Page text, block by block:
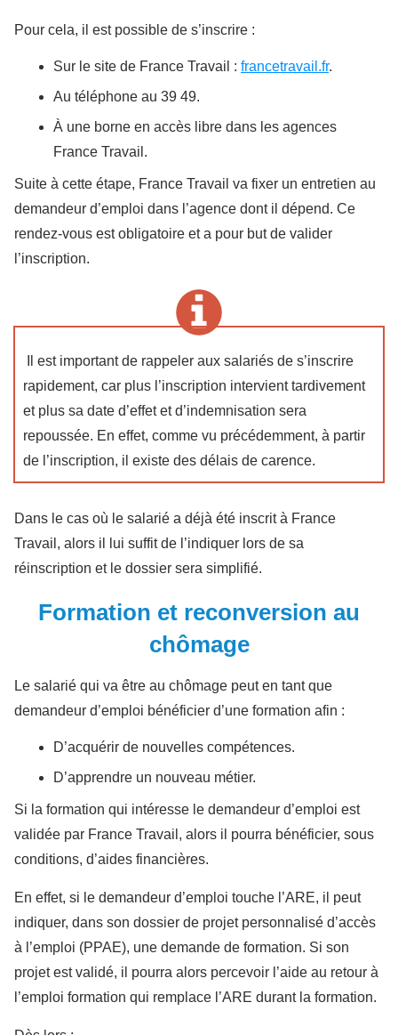
Pour cela, il est possible de s’inscrire :
Sur le site de France Travail : francetravail.fr.
Au téléphone au 39 49.
À une borne en accès libre dans les agences
France Travail.
Suite à cette étape, France Travail va fixer un entretien au
demandeur d’emploi dans l’agence dont il dépend. Ce
rendez-vous est obligatoire et a pour but de valider
l’inscription.
Il est important de rappeler aux salariés de s’inscrire
rapidement, car plus l’inscription intervient tardivement
et plus sa date d’effet et d’indemnisation sera
repoussée. En effet, comme vu précédemment, à partir
de l’inscription, il existe des délais de carence.
Dans le cas où le salarié a déjà été inscrit à France
Travail, alors il lui suffit de l’indiquer lors de sa
réinscription et le dossier sera simplifié.
Formation et reconversion au
chômage
Le salarié qui va être au chômage peut en tant que
demandeur d’emploi bénéficier d’une formation afin :
D’acquérir de nouvelles compétences.
D’apprendre un nouveau métier.
Si la formation qui intéresse le demandeur d’emploi est
validée par France Travail, alors il pourra bénéficier, sous
conditions, d’aides financières.
En effet, si le demandeur d’emploi touche l’ARE, il peut
indiquer, dans son dossier de projet personnalisé d’accès
à l’emploi (PPAE), une demande de formation. Si son
projet est validé, il pourra alors percevoir l’aide au retour à
l’emploi formation qui remplace l’ARE durant la formation.